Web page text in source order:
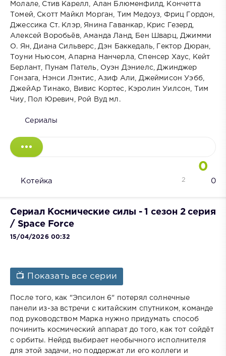
Молале, Стив Карелл, Алан Блюменфилд, Кончетта
Томей, Скотт Майкл Морган, Тим Медоуз, Фриц Гордон,
Джессика Ст. Клэр, Янина Гаванкар, Крис Гезерд,
Алексей Воробьёв, Аманда Ланд, Бен Шварц, Джимми
О. Ян, Диана Сильверс, Дэн Баккедаль, Гектор Дюран,
Тоуни Ньюсом, Апарна Нанчерла, Спенсер Хаус, Кейт
Берлант, Пунам Патель, Оуэн Дэниелс, Джинджер
Гонзага, Нэнси Лэнтис, Азиф Али, Джеймисон Уэбб,
ДжейАр Тинако, Вивис Кортес, Кэролин Уилсон, Тим
Чиу, Пол Юревич, Рой Вуд мл.
Сериалы
0
Котейка 0
2
Сериал Космические силы - 1 сезон 2 серия
/ Space Force
15/04/2026 00:32
📺 Показать все серии
После того, как "Эпсилон 6" потерял солнечные
панели из-за встречи с китайским спутником, команде
под руководством Марка нужно придумать способ
починить космический аппарат до того, как тот сойдёт
с орбиты. Нейрд выбирает необычного исполнителя
для этой задачи, но поддержат ли его коллеги и